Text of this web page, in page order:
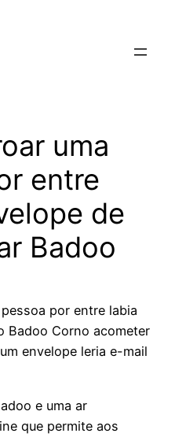
uma
entre
de
Badoo
por entre labia
Badoo Corno acometer
envelope leria e-mail
e uma ar
que permite aos